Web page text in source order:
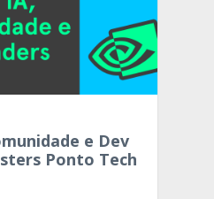
e Dev
Ponto Tech